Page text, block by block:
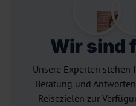
Wir sind
Unsere Experten
Beratung und
Reisezielen zur